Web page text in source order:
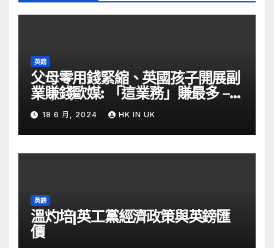
英鎊
父母零用錢緊縮、英國孩子開展副
業賺錢歐媒: 「這業務」賺最多 –
自由財經
18 6 月, 2024 HK IN UK
英鎊
溫灼培|英工黨經濟政策與英鎊匯
價